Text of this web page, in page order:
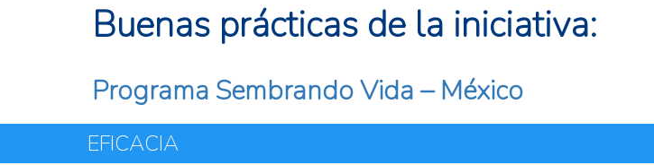
Buenas prácticas de la iniciativa:
Programa Sembrando Vida – México
EFICACIA